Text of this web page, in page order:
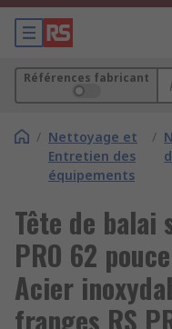
Références fabricant
/ Nettoyage et
Entretien des
équipements
/
Tête de balai
PRO 62
Acier
franges RS